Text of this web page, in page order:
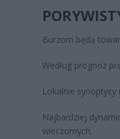
Burzom będą
Według prognoz
Lokalnie
Najbardziej
wieczornych.